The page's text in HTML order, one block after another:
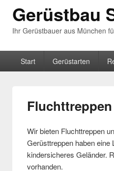
Gerüstbau
Ihr Gerüstbauer aus München
Start Gerüstarten
Wir bieten Fluchttreppen
Gerüsttreppen haben eine
kindersicheres Geländer.
vorhanden.